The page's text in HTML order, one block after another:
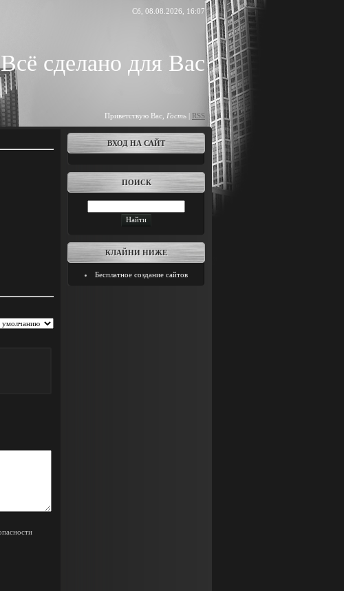
Сб, 08.08.2026, 16:07
Всё сделано для Вас
Приветствую Вас Гость | RSS
ВХОД НА САЙТ
ПОИСК
КЛАЙНИ НИЖЕ
Бесплатное создание сайтов